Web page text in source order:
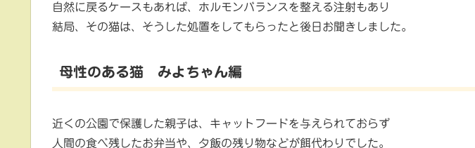
自然に戻るケースもあれば、ホルモンバランスを整える注射もあり
結局、その猫は、そうした処置をしてもらったと後日お聞きしました。
母性のある猫 みよちゃん編
近くの公園で保護した親子は、キャットフードを与えられておらず
人間の食べ残したお弁当や、夕飯の残り物などが餌代わりでした。